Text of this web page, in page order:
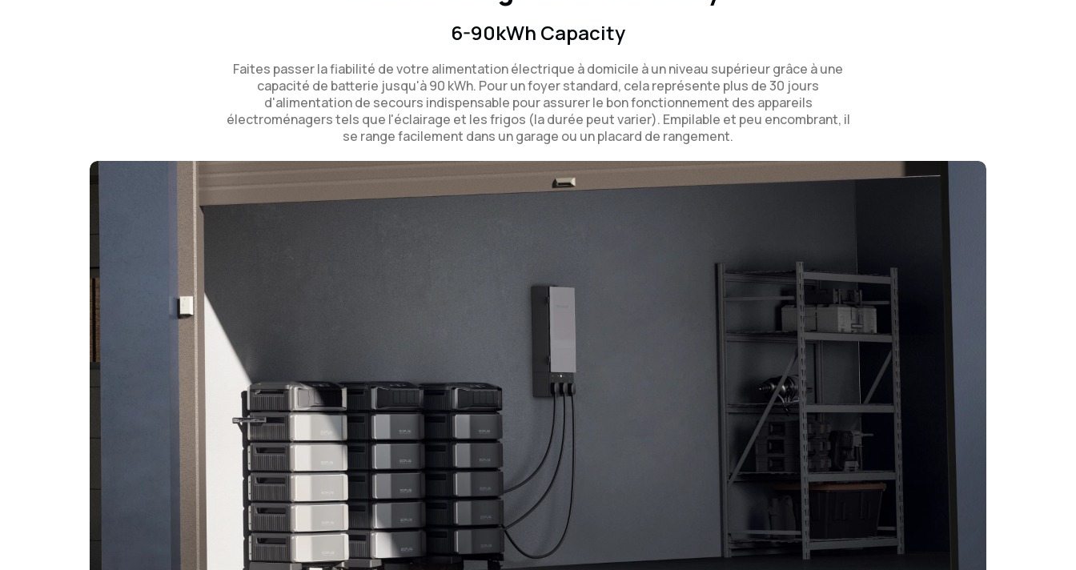
6-90kWh Capacity
Faites passer la fiabilité de votre alimentation électrique à domicile à un niveau supérieur grâce à une
capacité de batterie jusqu'à 90 kWh. Pour un foyer standard, cela représente plus de 30 jours
d'alimentation de secours indispensable pour assurer le bon fonctionnement des appareils
électroménagers tels que l'éclairage et les frigos (la durée peut varier). Empilable et peu encombrant, il
se range facilement dans un garage ou un placard de rangement.